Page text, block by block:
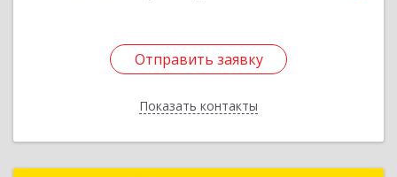
Отправить заявку
Показать контакты
Отправить заявку
Назад